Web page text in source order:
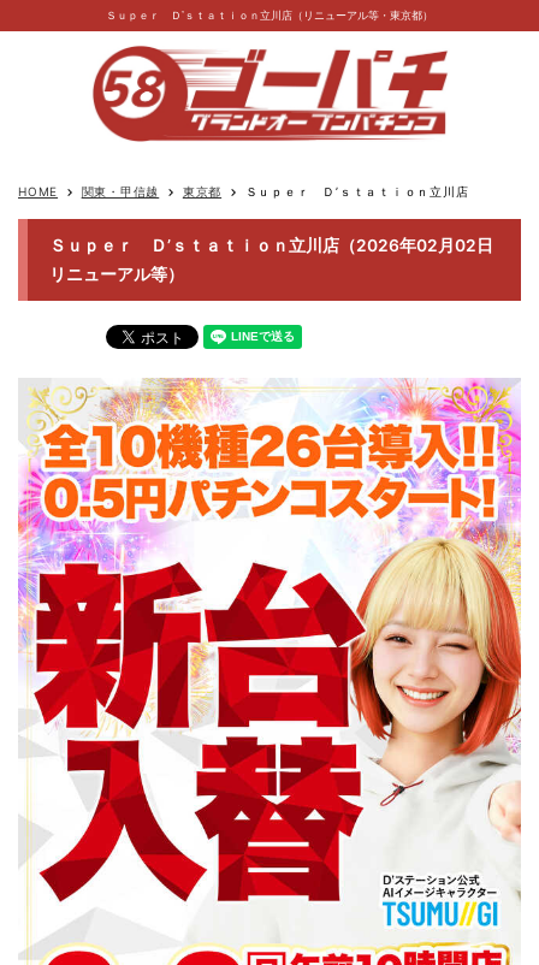
Ｓｕｐｅｒ Ｄ’ｓｔａｔｉｏｎ立川店（リニューアル等・東京都）
HOME keyboard_arrow_right 関東・甲信越 keyboard_arrow_right 東京都 keyboard_arrow_right Ｓｕｐｅｒ Ｄ’ｓｔａｔｉｏｎ立川店
Ｓｕｐｅｒ Ｄ’ｓｔａｔｉｏｎ立川店（2026年02月02日
リニューアル等）